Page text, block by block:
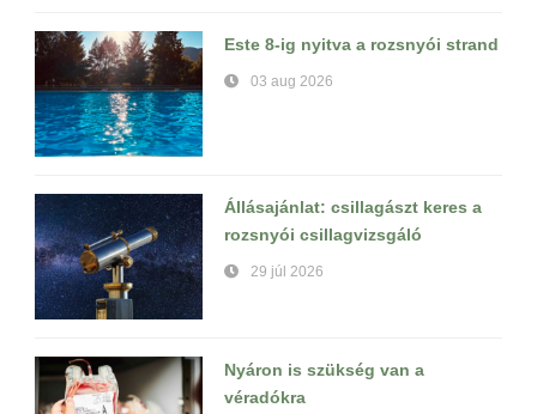
Este 8-ig nyitva a rozsnyói strand
03 aug 2026
Állásajánlat: csillagászt keres a
rozsnyói csillagvizsgáló
29 júl 2026
Nyáron is szükség van a
véradókra